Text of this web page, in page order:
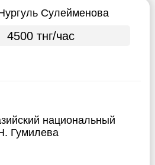
Сулейменова
4500 тнг/час
национальный
Гумилева